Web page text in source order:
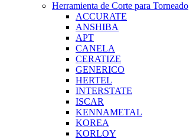
Herramienta de Corte para Torneado
ACCURATE
ANSHIBA
APT
CANELA
CERATIZE
GENERICO
HERTEL
INTERSTATE
ISCAR
KENNAMETAL
KOREA
KORLOY